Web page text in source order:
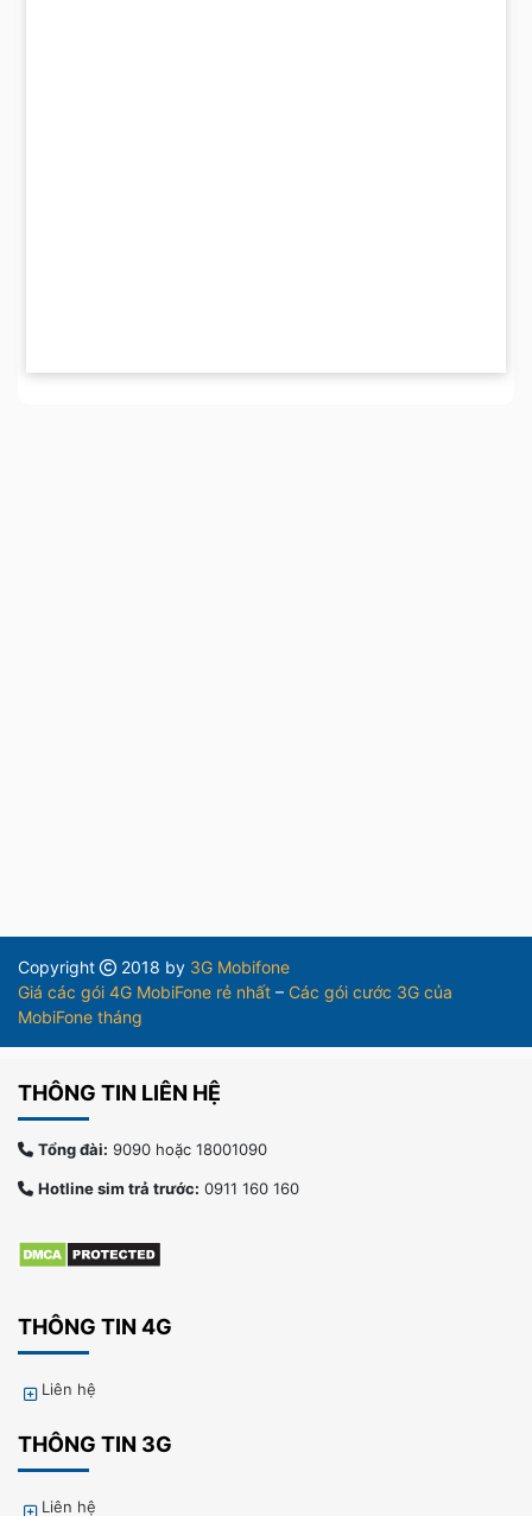
Copyright 2018 by 3G Mobifone
Giá các gói 4G MobiFone rẻ nhất – Các gói cước 3G của
MobiFone tháng
THÔNG TIN LIÊN HỆ
Tổng đài: 9090 hoặc 18001090
Hotline sim trả trước: 0911 160 160
THÔNG TIN 4G
Liên hệ
THÔNG TIN 3G
Liên hệ